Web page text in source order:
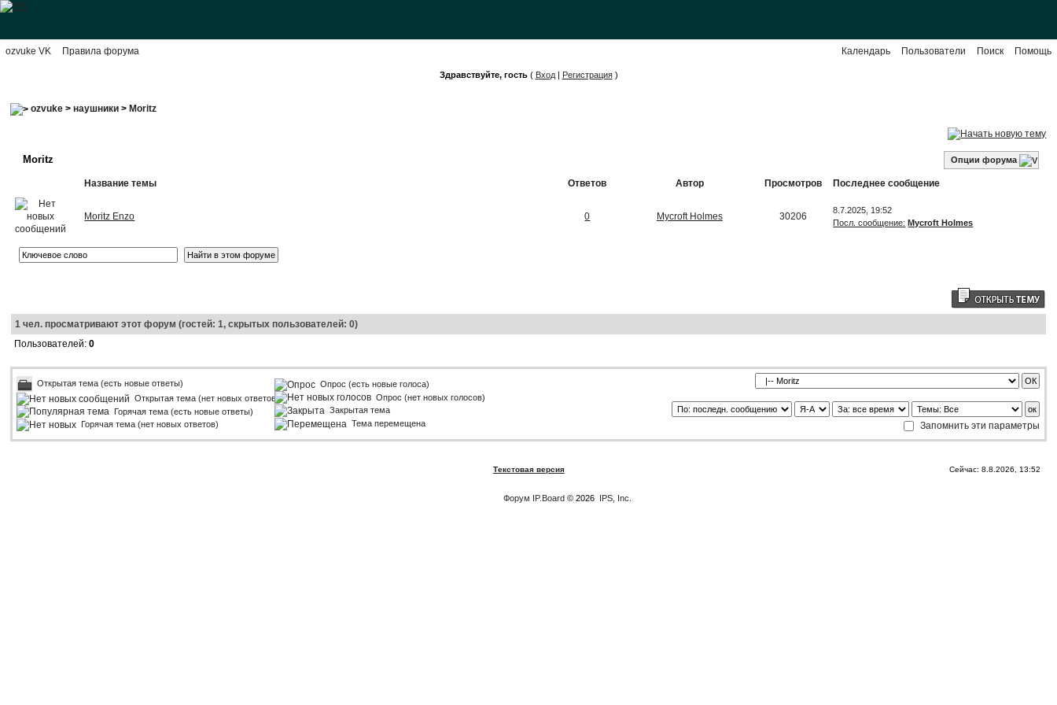
ozvuke VK Правила форума Помощь
Поиск
Пользователи
Календарь
Здравствуйте, гость( Вход| Регистрация)
ozvuke >наушники > Moritz
Moritz Опции форума
Название темы Ответов Автор Просмотров Последнее сообщение
Moritz Enzo 0 Mycroft Holmes 30206
8.7.2025, 19:52
Посл. сообщение: Mycroft Holmes
1 чел. просматривают этот форум (гостей: 1, скрытых пользователей: 0)
Пользователей:0
Открытая тема (есть новые ответы)
Открытая тема (нет новых ответов)
Горячая тема (есть новые ответы)
Горячая тема (нет новых ответов)
Опрос (есть новые голоса)
Опрос (нет новых голосов)
Закрытая тема
Тема перемещена
Запомнить эти параметры
Текстовая версия Сейчас: 8.8.2026, 13:52
Форум IP.Board © 2026 IPS, Inc